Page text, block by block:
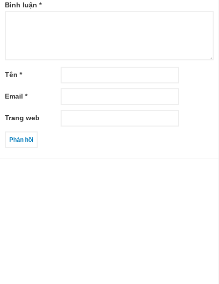
Bình luận *
Tên *
Email *
Trang web